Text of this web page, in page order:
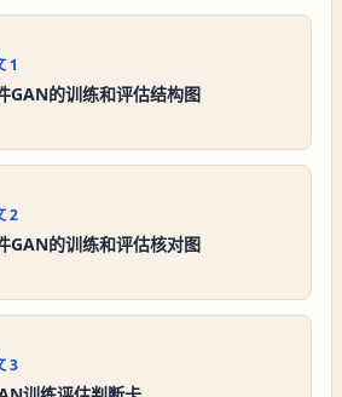
1
GAN的训练和评估结构图
2
GAN的训练和评估核对图
3